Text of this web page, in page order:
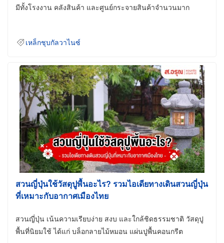
มีทั้งโรงงาน คลังสินค้า และศูนย์กระจายสินค้าจำนวนมาก
เหล็กชุบกัลวาไนซ์
สวนญี่ปุ่นใช้วัสดุปูพื้นอะไร? รวมไอเดียทางเดินสวนญี่ปุ่น
ที่เหมาะกับอากาศเมืองไทย
สวนญี่ปุ่น เน้นความเรียบง่าย สงบ และใกล้ชิดธรรมชาติ วัสดุปู
พื้นที่นิยมใช้ ได้แก่ บล็อกลายไม้หมอน แผ่นปูพื้นคอนกรีต